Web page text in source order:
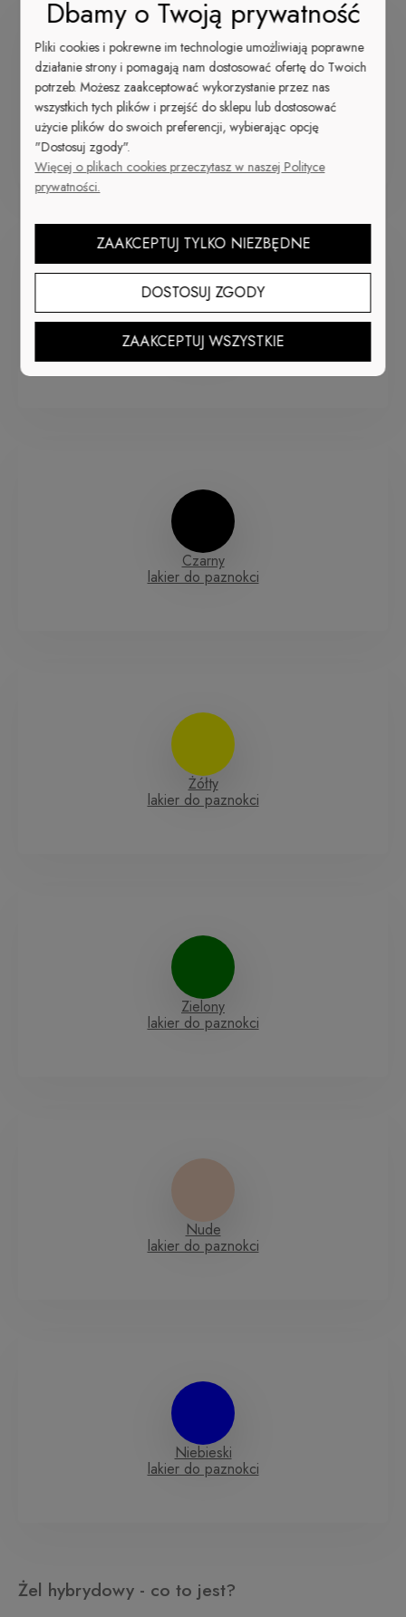
Czerwony
lakier do paznokci
Biały
lakier do paznokci
Czarny
lakier do paznokci
Żółty
lakier do paznokci
Zielony
lakier do paznokci
Nude
lakier do paznokci
Niebieski
lakier do paznokci
Żel hybrydowy - co to jest?
Dbamy o Twoją prywatność
Pliki cookies i pokrewne im technologie umożliwiają poprawne
działanie strony i pomagają nam dostosować ofertę do Twoich
potrzeb. Możesz zaakceptować wykorzystanie przez nas
wszystkich tych plików i przejść do sklepu lub dostosować
użycie plików do swoich preferencji, wybierając opcję
"Dostosuj zgody".
Więcej o plikach cookies przeczytasz w naszej Polityce
prywatności.
ZAAKCEPTUJ TYLKO NIEZBĘDNE
DOSTOSUJ ZGODY
ZAAKCEPTUJ WSZYSTKIE